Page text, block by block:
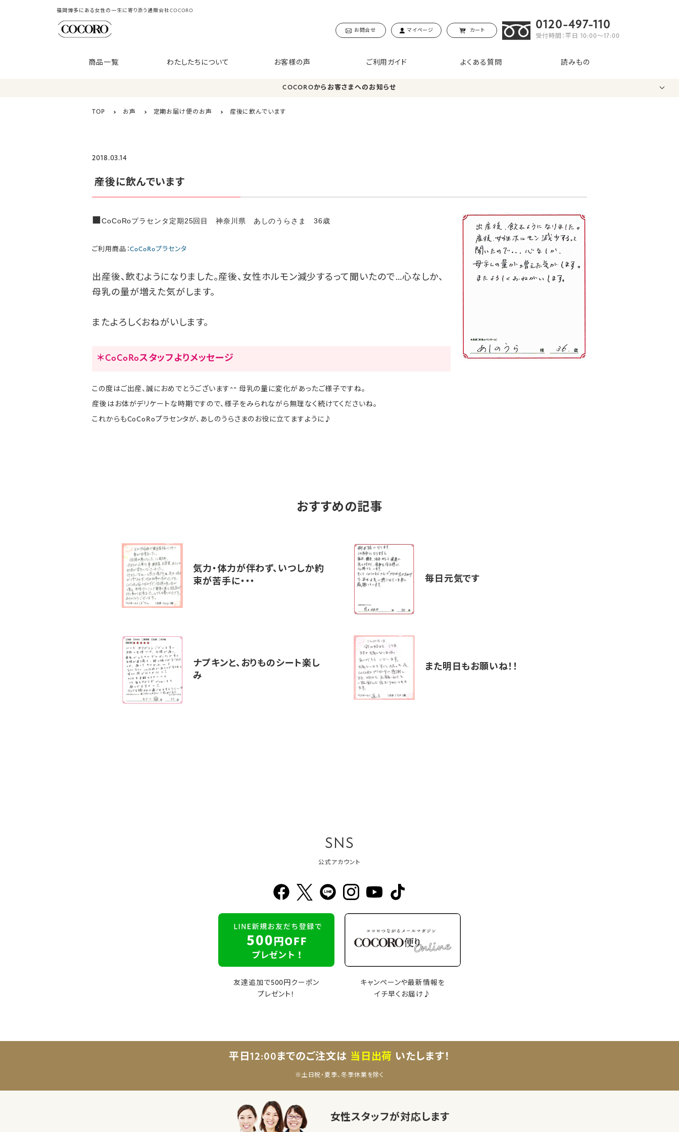
福岡博多にある女性の一生に寄り添う通販会社COCORO
お問合せ マイページ カート 0120-497-110
受付時間：平日 10:00〜17:00
商品一覧 わたしたちについて お客様の声 ご利用ガイド よくある質問 読みもの
COCOROからお客さまへのお知らせ
TOP お声 定期お届け便のお声 産後に飲んでいます
2018.03.14
産後に飲んでいます
■CoCoRoプラセンタ定期25回目 神奈川県 あしのうらさま 36歳
ご利用商品：CoCoRoプラセンタ
出産後、飲むようになりました。産後、女性ホルモン減少するって聞いたので…心なしか、
母乳の量が増えた気がします。
またよろしくおねがいします。
＊CoCoRoスタッフよりメッセージ
この度はご出産、誠におめでとうございます^^ 母乳の量に変化があったご様子ですね。
産後はお体がデリケートな時期ですので、様子をみられながら無理なく続けてくださいね。
これからもCoCoRoプラセンタが、あしのうらさまのお役に立てますように♪
おすすめの記事
気力・体力が伴わず、いつしか約
束が苦手に・・・
毎日元気です
ナプキンと、おりものシート楽し
み
また明日もお願いね！！
SNS
公式アカウント
友達追加で500円クーポン
プレゼント！
キャンペーンや最新情報を
イチ早くお届け♪
平日12:00までのご注文は 当日出荷 いたします！
※土日祝・夏季、冬季休業を除く
女性スタッフが対応します